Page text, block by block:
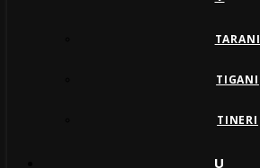
TARANI
TIGANI
TINERI
U